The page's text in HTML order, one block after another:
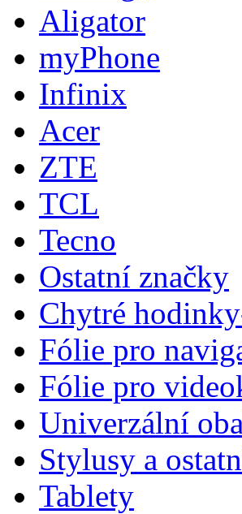
Aligator
myPhone
Infinix
Acer
ZTE
TCL
Tecno
Ostatní značky
Chytré
Fólie pro
Fólie pro
Univerzální
Stylusy a
Tablety